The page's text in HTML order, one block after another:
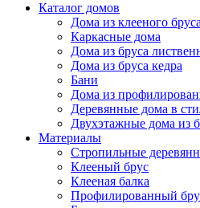
Каталог домов
Дома из клееного бруса
Каркасные дома
Дома из бруса
Дома из бруса кедра
Бани
Дома из
Деревянные дома в
Двухэтажные дома из
Материалы
Стропильные
Клееный брус
Клееная балка
Профилированный